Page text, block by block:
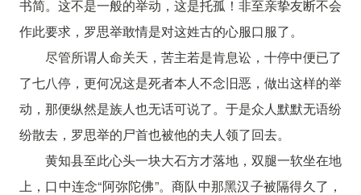
书简。这不是一般的举动，这是托孤！非至亲挚友断不会
作此要求，罗思举敢情是对这姓古的心服口服了。
尽管所谓人命关天，苦主若是肯息讼，十停中便已了
了七八停，更何况这是死者本人不念旧恶，做出这样的举
动，那便纵然是族人也无话可说了。于是众人默默无语纷
纷散去，罗思举的尸首也被他的夫人领了回去。
黄知县至此心头一块大石方才落地，双腿一软坐在地
上，口中连念“阿弥陀佛”。商队中那黑汉子被隔得久了，